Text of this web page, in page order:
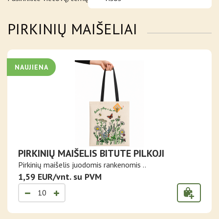
PIRKINIŲ MAIŠELIAI
NAUJIENA
PIRKINIŲ MAIŠELIS BITUTE PILKOJI
Pirkinių maišelis juodomis rankenomis ..
1,59 EUR/vnt. su PVM